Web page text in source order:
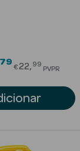
79Price
€22 99
PVPR